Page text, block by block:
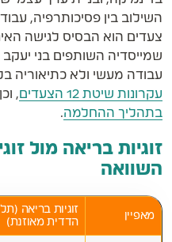
השילוב בין פסיכותרפיה,
צעדים הוא הבסיס לגישה
שמייסדיה השותפים בני יעקב
עבודה מעשי ולא כתיאוריה
עקרונות שיטת 12 הצעדים
,
בתהליך ההחלמה.
זוגיות בריאה מול
השוואה
מאפיין
זוגיות בריאה
הדדית מאוזנת)